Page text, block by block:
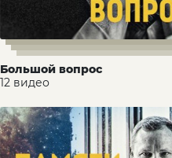
Большой вопрос
12 видео